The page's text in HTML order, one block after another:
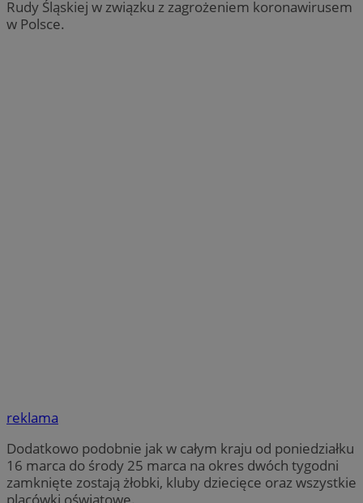
Rudy Śląskiej w związku z zagrożeniem koronawirusem
w Polsce.
reklama
Dodatkowo podobnie jak w całym kraju od poniedziałku
16 marca do środy 25 marca na okres dwóch tygodni
zamknięte zostają żłobki, kluby dziecięce oraz wszystkie